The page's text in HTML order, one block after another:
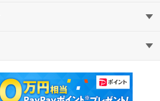
中古マンション
教えて！住まいの先生